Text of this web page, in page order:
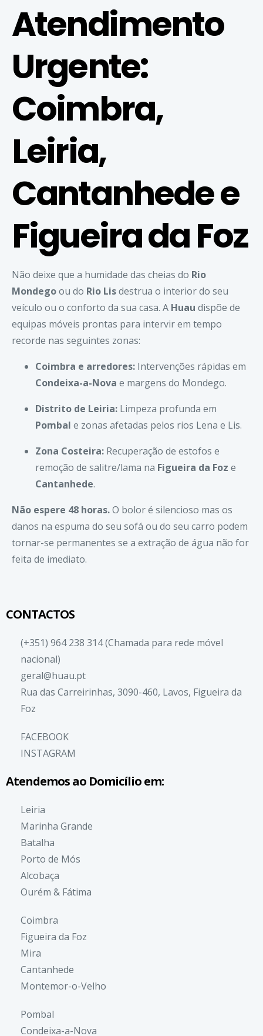
Atendimento
Urgente:
Coimbra,
Leiria,
Cantanhede e
Figueira da Foz
Não deixe que a humidade das cheias do Rio
Mondegoou do Rio Lisdestrua o interior do seu
veículo ou o conforto da sua casa. A Huau dispõe de
equipas móveis prontas para intervir em tempo
recorde nas seguintes zonas:
Coimbra e arredores: Intervenções rápidas em
Condeixa-a-Nova e margens do Mondego.
Distrito de Leiria: Limpeza profunda em
Pombal e zonas afetadas pelos rios Lena e Lis.
Zona Costeira: Recuperação de estofos e
remoção de salitre/lama na Figueira da Foz e
Cantanhede.
Não espere 48 horas.O bolor é silencioso mas os
danos na espuma do seu sofá ou do seu carro podem
tornar-se permanentes se a extração de água não for
feita de imediato.
CONTACTOS
(+351) 964 238 314 (Chamada para rede móvel
nacional)
geral@huau.pt
Rua das Carreirinhas, 3090-460, Lavos, Figueira da
Foz
FACEBOOK
INSTAGRAM
Atendemos ao Domicílio em:
Leiria
Marinha Grande
Batalha
Porto de Mós
Alcobaça
Ourém & Fátima
Coimbra
Figueira da Foz
Mira
Cantanhede
Montemor-o-Velho
Pombal
Condeixa-a-Nova